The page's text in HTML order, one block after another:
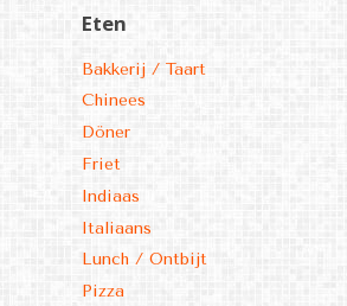
Eten
Bakkerij / Taart
Chinees
Döner
Friet
Indiaas
Italiaans
Lunch / Ontbijt
Pizza